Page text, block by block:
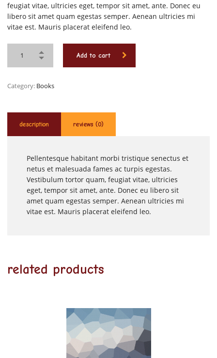
feugiat vitae, ultricies eget, tempor sit amet, ante. Donec eu
libero sit amet quam egestas semper. Aenean ultricies mi
vitae est. Mauris placerat eleifend leo.
Add to cart
Category: Books
description reviews (0)
Pellentesque habitant morbi tristique senectus et
netus et malesuada fames ac turpis egestas.
Vestibulum tortor quam, feugiat vitae, ultricies
eget, tempor sit amet, ante. Donec eu libero sit
amet quam egestas semper. Aenean ultricies mi
vitae est. Mauris placerat eleifend leo.
related products